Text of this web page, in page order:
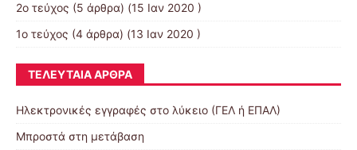
2ο τεύχος (5 άρθρα) (15 Ιαν 2020 )
1ο τεύχος (4 άρθρα) (13 Ιαν 2020 )
ΤΕΛΕΥΤΑΊΑ ΆΡΘΡΑ
Ηλεκτρονικές εγγραφές στο λύκειο (ΓΕΛ ή ΕΠΑΛ)
Μπροστά στη μετάβαση